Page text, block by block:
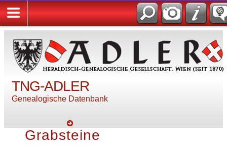
TNG-ADLER
Genealogische Datenbank
Grabsteine